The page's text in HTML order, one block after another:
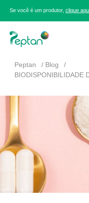
Se você é um produtor, clique
Peptan
Blog
BIODISPONIBILIDADE